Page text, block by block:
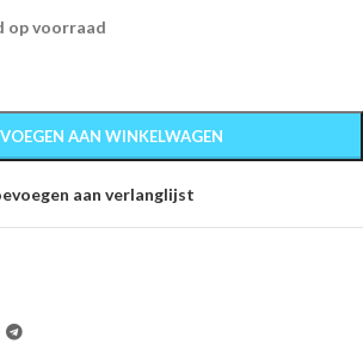
op voorraad
AAN WINKELWAGEN
aan verlanglijst